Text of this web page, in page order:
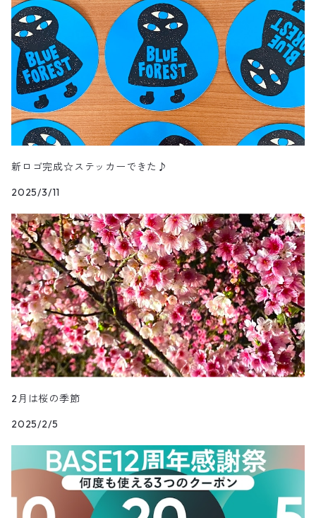
新ロゴ完成☆ステッカーできた♪
2025/3/11
2月は桜の季節
2025/2/5